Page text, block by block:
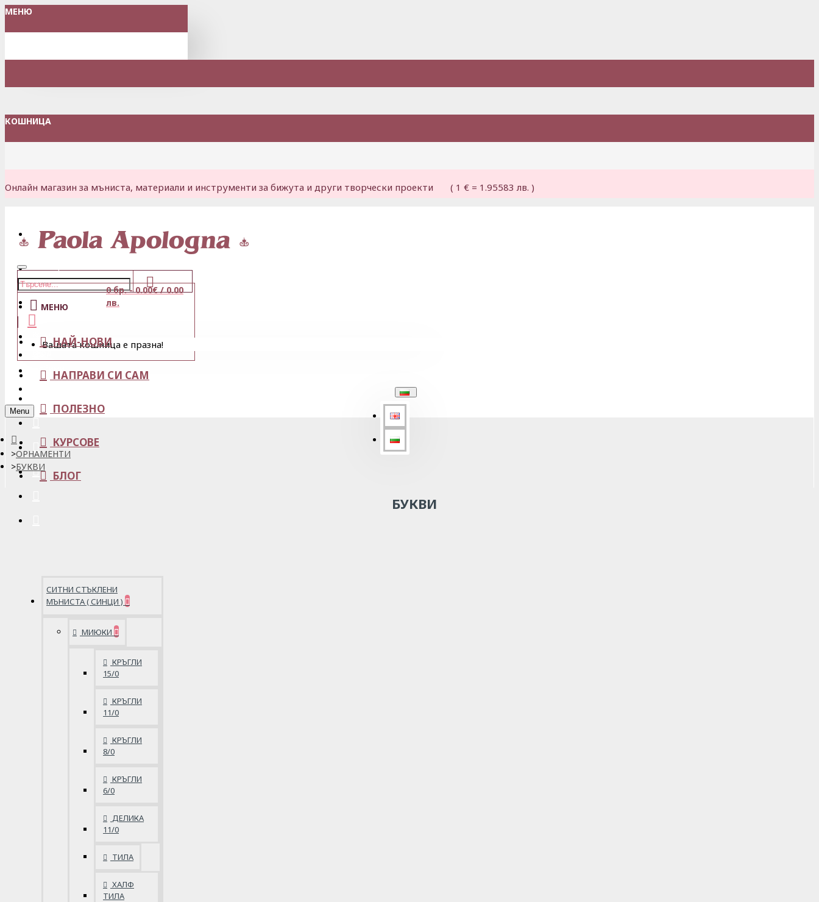
МЕНЮ
КОШНИЦА
Онлайн магазин за мъниста, материали и инструменти за бижута и други творчески проекти ( 1 € = 1.95583 лв. )
Вход
Магазини
Любими
0 бр. - 0.00€ / 0.00
лв.
Вашата кошница е празна!
МЕНЮ
НАЙ-НОВИ
НАПРАВИ СИ САМ
ПОЛЕЗНО
КУРСОВЕ
БЛОГ
Menu
ОРНАМЕНТИ
БУКВИ
БУКВИ
СИТНИ СТЪКЛЕНИ
МЪНИСТА ( СИНЦИ )
МИЮКИ
КРЪГЛИ
15/0
КРЪГЛИ
11/0
КРЪГЛИ
8/0
КРЪГЛИ
6/0
ДЕЛИКА
11/0
ТИЛА
ХАЛФ
ТИЛА